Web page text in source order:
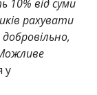
10% від суми
рахувати
у